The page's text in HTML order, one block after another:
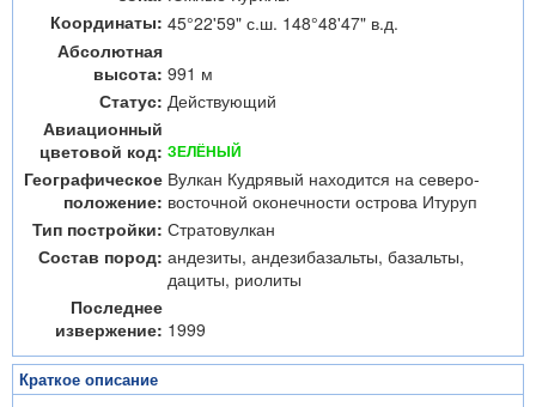
Координаты: 45°22'59" с.ш. 148°48'47" в.д.
Абсолютная
высота: 991 м
Статус: Действующий
Авиационный
цветовой код: ЗЕЛЁНЫЙ
Географическое
положение:
Вулкан Кудрявый находится на северо-
восточной оконечности острова Итуруп
Тип постройки: Стратовулкан
Состав пород: андезиты, андезибазальты, базальты,
дациты, риолиты
Последнее
извержение: 1999
Краткое описание